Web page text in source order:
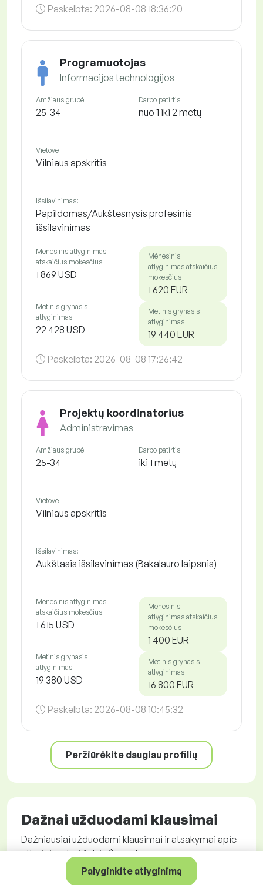
Palyginkite atlyginimą
Paskelbta: 2026-08-08 18:36:20
Programuotojas
Informacijos technologijos
Amžiaus grupė
25-34
Darbo patirtis
nuo 1 iki 2 metų
Vietovė
Vilniaus apskritis
Išsilavinimas:
Papildomas/Aukštesnysis profesinis
išsilavinimas
Mėnesinis atlyginimas
atskaičius mokesčius
1 869 USD
Mėnesinis
atlyginimas atskaičius
mokesčius
1 620 EUR
Metinis grynasis
atlyginimas
22 428 USD
Metinis grynasis
atlyginimas
19 440 EUR
Paskelbta: 2026-08-08 17:26:42
Projektų koordinatorius
Administravimas
Amžiaus grupė
25-34
Darbo patirtis
iki 1 metų
Vietovė
Vilniaus apskritis
Išsilavinimas:
Aukštasis išsilavinimas (Bakalauro laipsnis)
Mėnesinis atlyginimas
atskaičius mokesčius
1 615 USD
Mėnesinis
atlyginimas atskaičius
mokesčius
1 400 EUR
Metinis grynasis
atlyginimas
19 380 USD
Metinis grynasis
atlyginimas
16 800 EUR
Paskelbta: 2026-08-08 10:45:32
Peržiūrėkite daugiau profilių
Dažnai užduodami klausimai
Dažniausiai užduodami klausimai ir atsakymai apie
atlyginimų lygį šalyje $country.